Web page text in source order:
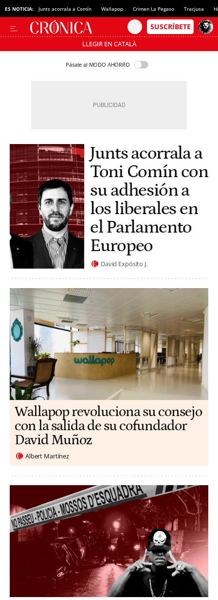
ES NOTICIA: Junts acorrala a Comín Wallapop Crimen La Pegaso Tracjusa
LLEGIR EN CATALÀ
Pásate al MODO AHORRO
Junts acorrala a
Toni Comín con
su adhesión a
los liberales en
el Parlamento
Europeo
David Expósito J.
Wallapop revoluciona su consejo
con la salida de su cofundador
David Muñoz
Albert Martínez